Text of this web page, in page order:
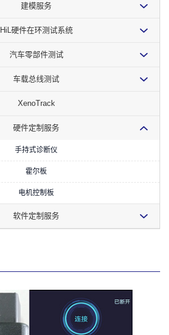
建模服务
HiL硬件在环测试系统
汽车零部件测试
车载总线测试
XenoTrack
硬件定制服务
手持式诊断仪
霍尔板
电机控制板
软件定制服务